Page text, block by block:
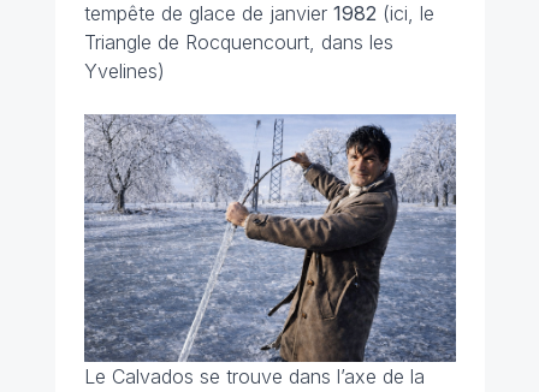
tempête de glace de janvier 1982 (ici, le
Triangle de Rocquencourt, dans les
Yvelines)
Le Calvados se trouve dans l’axe de la